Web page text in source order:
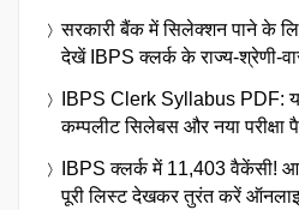
सरकारी बैंक में सिलेक्शन पाने के
देखें IBPS क्लर्क के राज्य-
IBPS Clerk Syllabus PDF:
कम्पलीट सिलेबस और नया परीक्षा
IBPS क्लर्क में 11,403 वैकेंसी!
पूरी लिस्ट देखकर तुरंत करें